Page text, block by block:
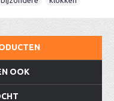
OOK